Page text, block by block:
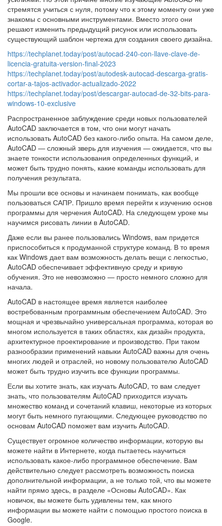
стремятся учиться с нуля, потому что к этому моменту они уже
знакомы с основными инструментами. Вместо этого они
решают изменить предыдущий рисунок или использовать
существующий шаблон чертежа для создания своего дизайна.
https://techplanet.today/post/autocad-240-con-llave-clave-de-
licencia-gratuita-version-final-2023
https://techplanet.today/post/autodesk-autocad-descarga-gratis-
cortar-a-tajos-activador-actualizado-2022
https://techplanet.today/post/descargar-autocad-de-32-bits-para-
windows-10-exclusive
Распространенное заблуждение среди новых пользователей
AutoCAD заключается в том, что они могут начать
использовать AutoCAD без какого-либо опыта. На самом деле,
AutoCAD — сложный зверь для изучения — ожидается, что вы
знаете тонкости использования определенных функций, и
может быть трудно понять, какие команды использовать для
получения результата.
Мы прошли все основы и начинаем понимать, как вообще
пользоваться САПР. Пришло время перейти к изучению основ
программы для черчения AutoCAD. На следующем уроке мы
научимся рисовать линии в AutoCAD.
Даже если вы ранее пользовались Windows, вам придется
приспособиться к продуманной структуре команд. В то время
как Windows дает вам возможность делать вещи с легкостью,
AutoCAD обеспечивает эффективную среду и кривую
обучения. Это не невозможно — просто немного сложно для
начала.
AutoCAD в настоящее время является наиболее
востребованным программным обеспечением AutoCAD. Это
мощная и чрезвычайно универсальная программа, которая во
многом используется в таких областях, как дизайн продукта,
архитектурное проектирование и производство. При таком
разнообразии применений навыки AutoCAD важны для очень
многих людей и отраслей, но новому пользователю AutoCAD
может быть трудно изучить все функции программы.
Если вы хотите знать, как изучать AutoCAD, то вам следует
знать, что пользователям AutoCAD приходится изучать
множество команд и сочетаний клавиш, некоторые из которых
могут быть немного пугающими. Следующее руководство по
основам AutoCAD поможет вам изучить AutoCAD.
Существует огромное количество информации, которую вы
можете найти в Интернете, когда пытаетесь научиться
использовать какое-либо программное обеспечение. Вам
действительно следует рассмотреть возможность поиска
дополнительной информации, а не только той, что вы можете
найти прямо здесь, в разделе «Основы AutoCAD». Как
новичок, вы можете быть удивлены тем, как много
информации вы можете найти с помощью простого поиска в
Google.